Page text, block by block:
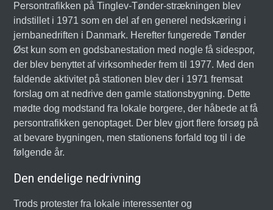
Persontrafikken på Tinglev-Tønder-strækningen blev
indstillet i 1971 som en del af en generel nedskæring i
jernbanedriften i Danmark. Herefter fungerede Tønder
Øst kun som en godsbanestation med nogle få sidespor,
der blev benyttet af virksomheder frem til 1977. Med den
faldende aktivitet på stationen blev der i 1971 fremsat
forslag om at nedrive den gamle stationsbygning. Dette
mødte dog modstand fra lokale borgere, der håbede at få
persontrafikken genoptaget. Der blev gjort flere forsøg på
at bevare bygningen, men stationens forfald tog til i de
følgende år.
Den endelige nedrivning
Trods protester fra lokale interessenter og